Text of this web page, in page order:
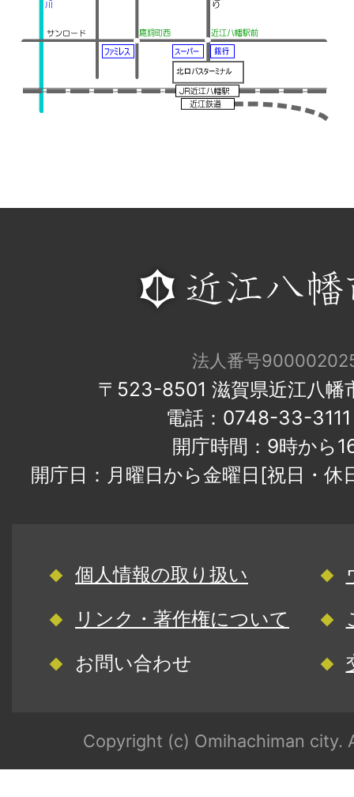
法人番号
〒523-8501 滋賀県近江八幡
電話：0748-33-
開庁時間：9時から
開庁日：月曜日から金曜日[祝日・
個人情報の取り扱い
リンク・著作権について
お問い合わせ
Copyright (c) Omihachiman city.